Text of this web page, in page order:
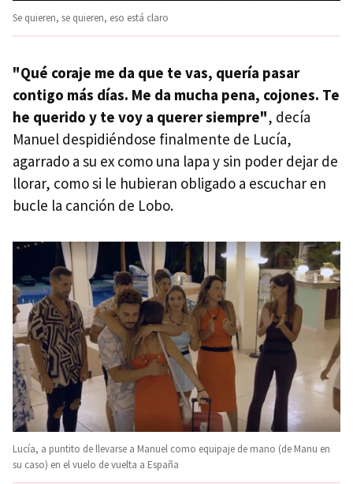
Se quieren, se quieren, eso está claro
"Qué coraje me da que te vas, quería pasar
contigo más días. Me da mucha pena, cojones. Te
he querido y te voy a querer siempre", decía
Manuel despidiéndose finalmente de Lucía,
agarrado a su ex como una lapa y sin poder dejar de
llorar, como si le hubieran obligado a escuchar en
bucle la canción de Lobo.
Lucía, a puntito de llevarse a Manuel como equipaje de mano (de Manu en
su caso) en el vuelo de vuelta a España